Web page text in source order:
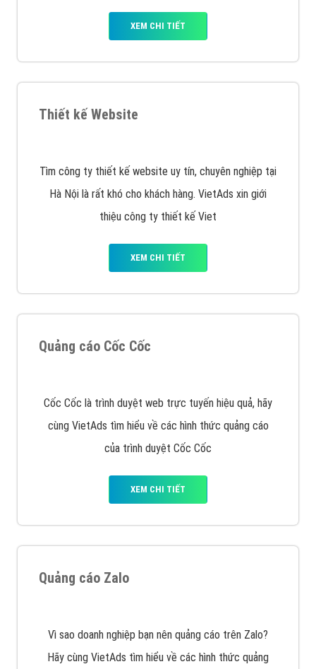
Quảng cáo Remarketing
VietAds triển khai dịch vụ quảng cáo Banner Google
XEM CHI TIẾT
Công ty SEO Website
tạo bài bản tại các trung tâm SEO lớn như: Litado,
Inet, Vietmoz, Vinalink